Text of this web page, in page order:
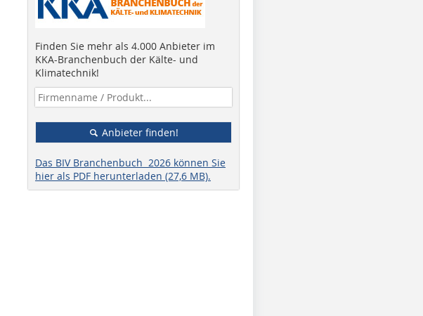
Finden Sie mehr als 4.000 Anbieter im
KKA-Branchenbuch der Kälte- und
Klimatechnik!
Anbieter finden!
Das BIV Branchenbuch 2026 können Sie
hier als PDF herunterladen (27,6 MB).